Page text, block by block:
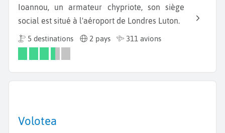
Ioannou, un armateur chypriote, son siège
social est situé à l'aéroport de Londres Luton.
5 destinations 2 pays 311 avions
Volotea